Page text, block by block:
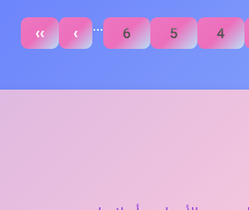
4
5
6
...
›
››